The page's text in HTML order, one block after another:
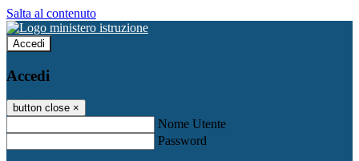
Salta al contenuto
Accedi
Accedi
button close ×
Nome Utente
Password